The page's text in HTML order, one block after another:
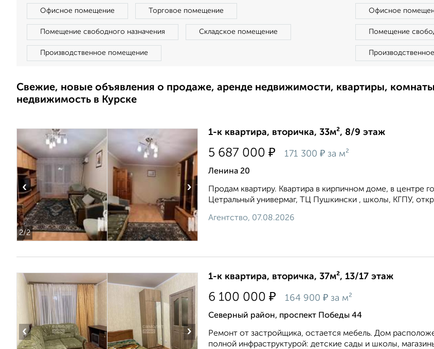
Офисное помещение Торговое помещение
Помещение свободного назначения Складское помещение
Производственное помещение
Офисное
Помещение
Свежие, новые объявления о продаже, аренде недвижимости, квартиры,
недвижимость в Курске
2/2
‹ ›
1-к квартира, вторичка, 33м², 8/9 этаж
5 687 000 ₽ 171 300 ₽ за м²
Ленина 20
Продам квартиру. Квартира в кирпичном доме, в центре
Цетральный универмаг, ТЦ Пушкински , школы, КГПУ,
Агентство, 07.08.2026
‹ ›
1-к квартира, вторичка, 37м², 13/17 этаж
6 100 000 ₽ 164 900 ₽ за м²
Северный район, проспект Победы 44
Ремонт от застройщика, остается мебель. Дом
полной инфраструктурой: детские сады и школы,